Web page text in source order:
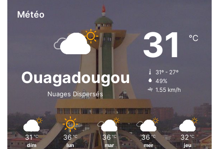
Météo
Ouagadougou
Nuages Dispersés
31 ℃
31º - 27º
49%
1.55 km/h
31 ℃
dim
36 ℃
lun
36 ℃
mar
36 ℃
mer
32 ℃
jeu